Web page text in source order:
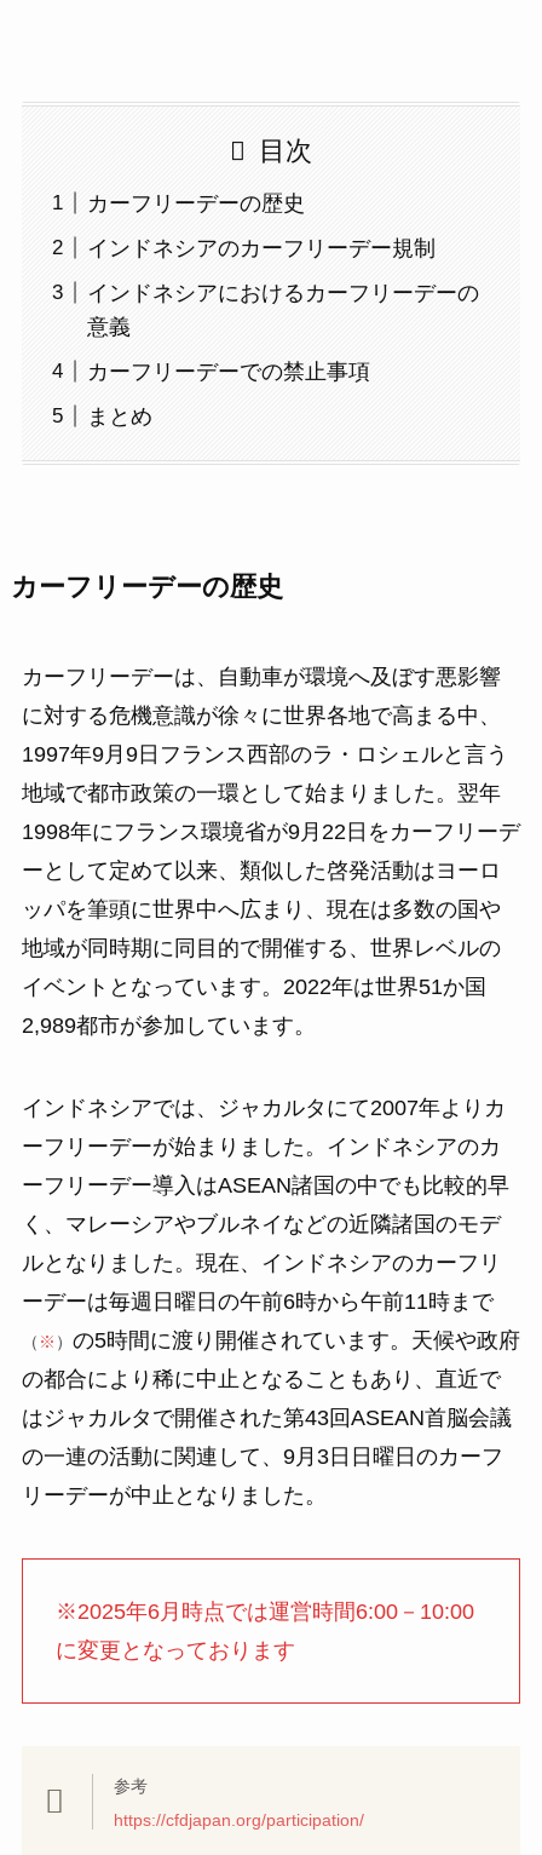
目次
カーフリーデーの歴史
インドネシアのカーフリーデー規制
インドネシアにおけるカーフリーデーの
意義
カーフリーデーでの禁止事項
まとめ
カーフリーデーの歴史
カーフリーデーは、自動車が環境へ及ぼす悪影響
に対する危機意識が徐々に世界各地で高まる中、
1997年9月9日フランス西部のラ・ロシェルと言う
地域で都市政策の一環として始まりました。翌年
1998年にフランス環境省が9月22日をカーフリーデ
ーとして定めて以来、類似した啓発活動はヨーロ
ッパを筆頭に世界中へ広まり、現在は多数の国や
地域が同時期に同目的で開催する、世界レベルの
イベントとなっています。2022年は世界51か国
2,989都市が参加しています。
インドネシアでは、ジャカルタにて2007年よりカ
ーフリーデーが始まりました。インドネシアのカ
ーフリーデー導入はASEAN諸国の中でも比較的早
く、マレーシアやブルネイなどの近隣諸国のモデ
ルとなりました。現在、インドネシアのカーフリ
ーデーは毎週日曜日の午前6時から午前11時まで
（ ※ ） の5時間に渡り開催されています。天候や政府
の都合により稀に中止となることもあり、直近で
はジャカルタで開催された第43回ASEAN首脳会議
の一連の活動に関連して、9月3日日曜日のカーフ
リーデーが中止となりました。
※2025年6月時点では運営時間6:00－10:00
に変更となっております
参考
https://cfdjapan.org/participation/